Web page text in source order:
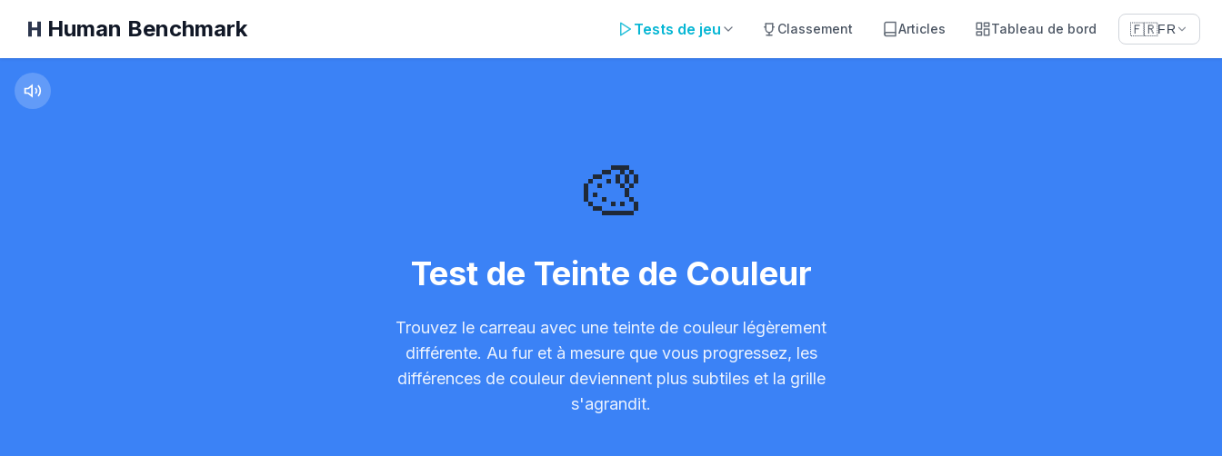
Human Benchmark Tests de jeu Classement Articles Tableau de bord 🇫🇷FR
Test de Teinte de Couleur
🎨
Test de Teinte de Couleur
Trouvez le carreau avec une teinte de couleur légèrement
différente. Au fur et à mesure que vous progressez, les
différences de couleur deviennent plus subtiles et la grille
s'agrandit.